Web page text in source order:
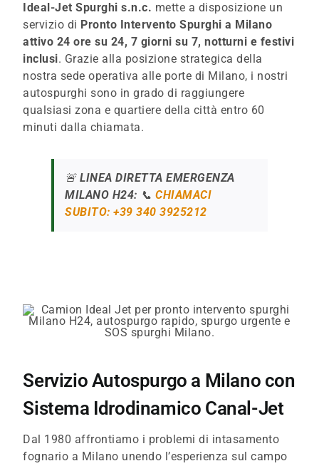
Ideal-Jet Spurghi s.n.c. mette a disposizione un
servizio di Pronto Intervento Spurghi a Milano
attivo 24 ore su 24, 7 giorni su 7, notturni e festivi
inclusi. Grazie alla posizione strategica della
nostra sede operativa alle porte di Milano, i nostri
autospurghi sono in grado di raggiungere
qualsiasi zona e quartiere della città entro 60
minuti dalla chiamata.
🚨LINEA DIRETTA EMERGENZA
MILANO H24: 📞CHIAMACI
SUBITO: +39 340 3925212
Servizio Autospurgo a Milano con
Sistema Idrodinamico Canal-Jet
Dal 1980 affrontiamo i problemi di intasamento
fognario a Milano unendo l’esperienza sul campo